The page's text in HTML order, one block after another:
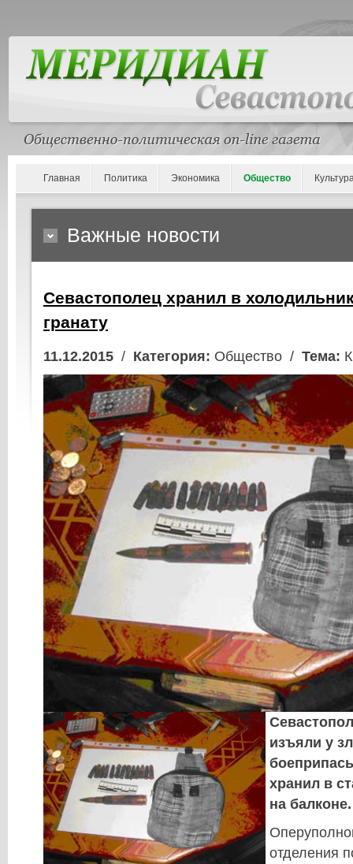
Главная Политика Экономика Общество
Важные новости
Севастополец хранил в
гранату
11.12.2015 / Категория: Общество / Тема:
изъяли у
хранил в
на балконе.
отделения